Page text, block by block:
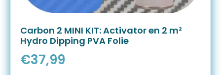
Carbon 2 MINI KIT: Activator en 2 m²
Hydro Dipping PVA Folie
€37,99